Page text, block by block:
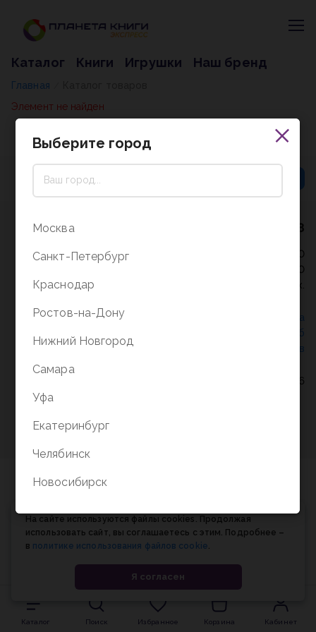
Каталог Книги Игрушки Наш бренд
Главная
Элемент не найден
8 (800) 5000-338
Режим работы - 9:30-20:00
в выходные и праздники - 10:00-19:00
без перерыва и выходных.
Политика конфиденциальности
СОГЛАСИЕ на
Соглашение об
использовании cookie-файлов
© Планета книги, 1998-2026
Каталог Поиск Избранное Корзина Кабинет
На сайте используются файлы cookies. Продолжая
использовать сайт, вы соглашаетесь с этим. Подробнее –
в политике использования файлов cookie.
Я согласен
Выберите город
Москва
Санкт-Петербург
Краснодар
Ростов-на-Дону
Нижний Новгород
Самара
Уфа
Екатеринбург
Челябинск
Новосибирск